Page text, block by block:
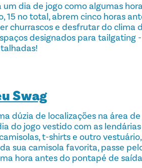
um dia de jogo como algumas
15 no total, abrem cinco horas
churrascos e desfrutar do clima
designados para tailgating
Swag
dúzia de localizações na área
do jogo vestido com as
t-shirts e outro
sua camisola favorita, passe
hora antes do pontapé de